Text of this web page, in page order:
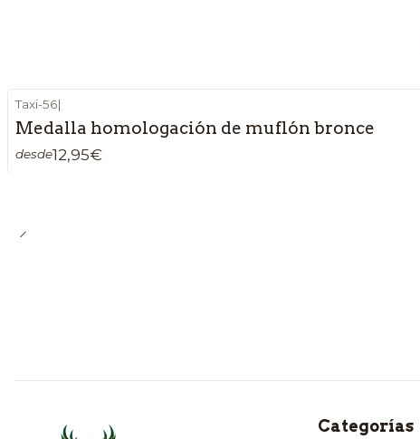
Taxi-56|
Medalla homologación de muflón bronce
desde12,95€
Categorías